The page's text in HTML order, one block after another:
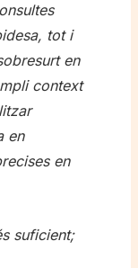
tot i
en
context
en
en
suficient;